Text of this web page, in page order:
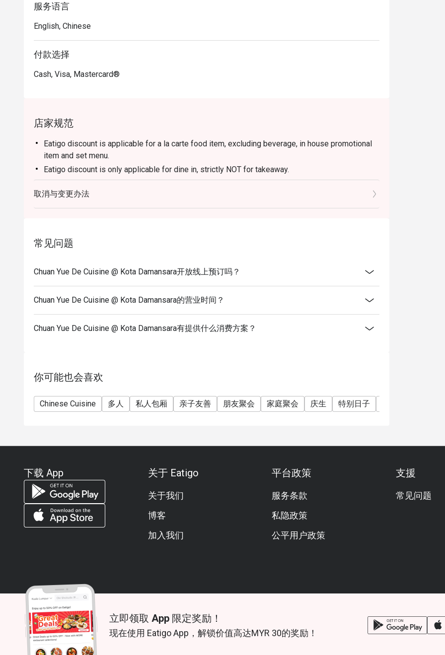
🥤 招牌饮品
・乌龙高球｜将顶级乌龙茶汤的醇厚与威士忌的细腻巧妙结合，口感清冽，层次鲜明。
・桂花酸酒｜一款花香与酸爽交织的迷人调酒，以桂花糖浆为基底，收尾丝滑，泡沫绵密。
服务语言
English, Chinese
付款选择
Cash, Visa, Mastercard®
店家规范
Eatigo discount is applicable for a la carte food item, excluding beverage, in house promotional
item and set menu.
Eatigo discount is only applicable for dine in, strictly NOT for takeaway.
Eatigo discount apply to the number of people stated in your reservation, not more. If your party
size changes please edit your reservation. If you arrive with more people than stated in your
reservation you may lose both your table and discount altogether.
Please show your reservation code upon arrival.
取消与变更办法
常见问题
Chuan Yue De Cuisine @ Kota Damansara开放线上预订吗？
Chuan Yue De Cuisine @ Kota Damansara的营业时间？
Chuan Yue De Cuisine @ Kota Damansara有提供什么消费方案？
你可能也会喜欢
Chinese Cuisine 多人 私人包厢 亲子友善 朋友聚会 家庭聚会 庆生 特别日子
下载 App 关于 Eatigo
关于我们
博客
加入我们
平台政策
服务条款
私隐政策
公平用户政策
支援
常见问题
© 2026 Zoek. All rights reserved.
立即领取 App 限定奖励！
现在使用 Eatigo App，解锁价值高达MYR 30的奖励！